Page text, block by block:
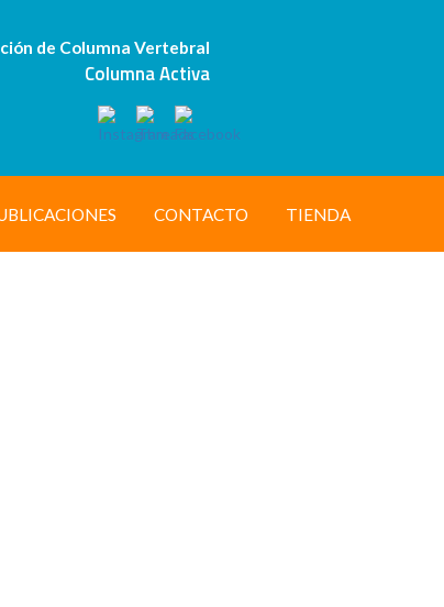
de Columna Vertebral
Columna Activa
CONTACTO TIENDA